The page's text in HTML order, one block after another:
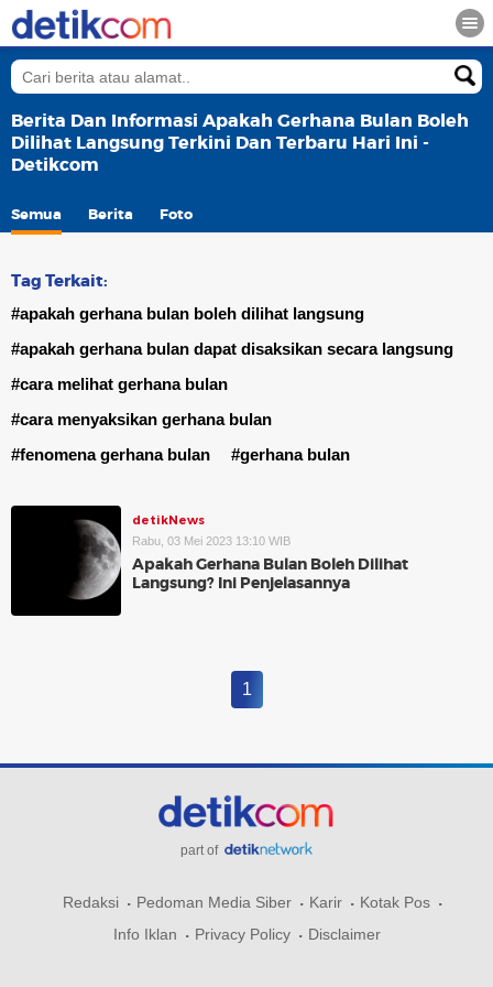
Berita Dan Informasi Apakah Gerhana Bulan Boleh
Dilihat Langsung Terkini Dan Terbaru Hari Ini -
Detikcom
Semua Berita Foto
Tag Terkait:
#apakah gerhana bulan boleh dilihat langsung
#apakah gerhana bulan dapat disaksikan secara langsung
#cara melihat gerhana bulan
#cara menyaksikan gerhana bulan
#fenomena gerhana bulan
#gerhana bulan
detikNews
Rabu, 03 Mei 2023 13:10 WIB
Apakah Gerhana Bulan Boleh Dilihat
Langsung? Ini Penjelasannya
1
part of
Redaksi Pedoman Media Siber Karir
Kotak Pos
Info Iklan
Privacy Policy Disclaimer